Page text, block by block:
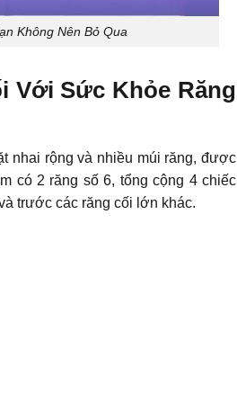
Không Nên Bỏ Qua
Với Sức Khỏe Răng
nhai rộng và nhiều múi răng, được
có 2 răng số 6, tổng cộng 4 chiếc
trước các răng cối lớn khác.